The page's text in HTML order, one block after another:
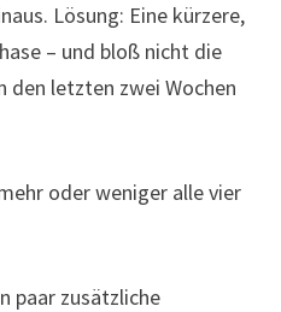
Lösung: Eine kürzere,
– und bloß nicht die
den letzten zwei Wochen
oder weniger alle vier
paar zusätzliche